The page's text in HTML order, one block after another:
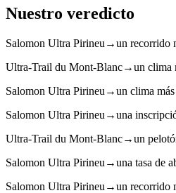
Nuestro veredicto
Salomon Ultra Pirineu →un recorrido
Ultra-Trail du Mont-Blanc→un clima
Salomon Ultra Pirineu →un clima
Salomon Ultra Pirineu →una
Ultra-Trail du Mont-Blanc→un
Salomon Ultra Pirineu →una tasa de
Salomon Ultra Pirineu →un recorrido